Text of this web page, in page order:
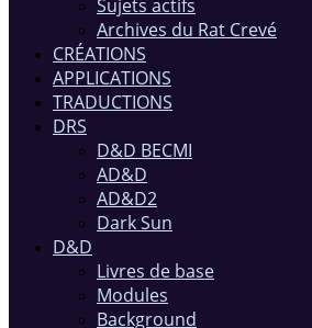
Sujets actifs
Archives du Rat Crevé
CRÉATIONS
APPLICATIONS
TRADUCTIONS
DRS
D&D BECMI
AD&D
AD&D2
Dark Sun
D&D
Livres de base
Modules
Background